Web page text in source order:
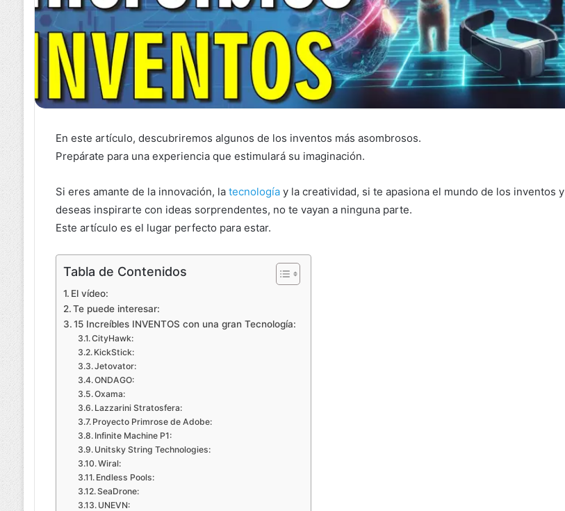
En este artículo, descubriremos algunos de los inventos más asombrosos.
Prepárate para una experiencia que estimulará su imaginación.
Si eres amante de la innovación, la tecnologíay la creatividad, si te apasiona el mundo de los inventos y
deseas inspirarte con ideas sorprendentes, no te vayan a ninguna parte.
Este artículo es el lugar perfecto para estar.
Tabla de Contenidos
El vídeo:
Te puede interesar:
15 Increíbles INVENTOS con una gran Tecnología:
CityHawk:
KickStick:
Jetovator:
ONDAGO:
Oxama:
Lazzarini Stratosfera:
Proyecto Primrose de Adobe:
Infinite Machine P1:
Unitsky String Technologies:
Wiral:
Endless Pools:
SeaDrone:
UNEVN: